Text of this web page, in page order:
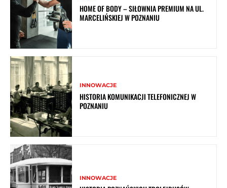
HOME OF BODY – SIŁOWNIA PREMIUM NA UL.
MARCELIŃSKIEJ W POZNANIU
INNOWACJE
HISTORIA KOMUNIKACJI TELEFONICZNEJ W
POZNANIU
INNOWACJE